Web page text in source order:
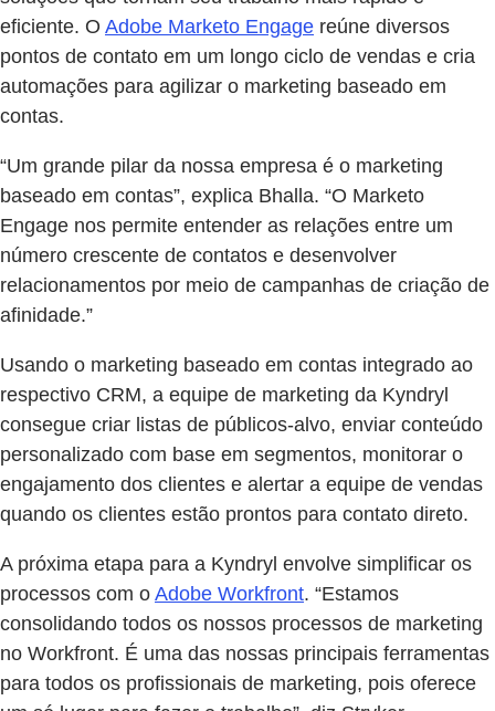
eficiente. O Adobe Marketo Engage reúne diversos
pontos de contato em um longo ciclo de vendas e cria
automações para agilizar o marketing baseado em
contas.
“Um grande pilar da nossa empresa é o marketing
baseado em contas”, explica Bhalla. “O Marketo
Engage nos permite entender as relações entre um
número crescente de contatos e desenvolver
relacionamentos por meio de campanhas de criação de
afinidade.”
Usando o marketing baseado em contas integrado ao
respectivo CRM, a equipe de marketing da Kyndryl
consegue criar listas de públicos-alvo, enviar conteúdo
personalizado com base em segmentos, monitorar o
engajamento dos clientes e alertar a equipe de vendas
quando os clientes estão prontos para contato direto.
A próxima etapa para a Kyndryl envolve simplificar os
processos com o Adobe Workfront. “Estamos
consolidando todos os nossos processos de marketing
no Workfront. É uma das nossas principais ferramentas
para todos os profissionais de marketing, pois oferece